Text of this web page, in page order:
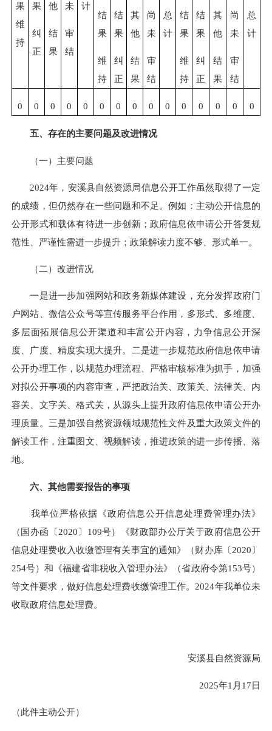
果
维
持
果
纠
正
他
结
果
未
审
结
计
结
果
维
持
结
果
纠
正
其
他
结
果
尚
未
审
结
总
计
结
果
维
持
结
果
纠
正
其
他
结
果
尚
未
审
结
总
计
0 0 0 0 0 0 0 0 0 0 0 0 0 0 0
五、存在的主要问题及改进情况
（一）主要问题
2024年，安溪县自然资源局信息公开工作虽然取得了一定
的成绩，但仍然存在一些问题和不足。例如：主动公开信息的
公开形式和载体有待进一步创新；政府信息依申请公开答复规
范性、严谨性需进一步提升；政策解读力度不够、形式单一。
（二）改进情况
一是进一步加强网站和政务新媒体建设，充分发挥政府门
户网站、微信公众号等宣传服务平台作用，多形式、多维度、
多层面拓展信息公开渠道和丰富公开内容，力争信息公开深
度、广度、精度实现大提升。二是进一步规范政府信息依申请
公开办理工作，以规范办理流程、严格审核标准为抓手，加强
对拟公开事项的内容审查，严把政治关、政策关、法律关、内
容关、文字关、格式关，从源头上提升政府信息依申请公开办
理质量。三是加强自然资源领域规范性文件及重大政策文件的
解读工作，注重图文、视频解读，推进政策的进一步传播、落
地。
六、其他需要报告的事项
我单位严格依据《政府信息公开信息处理费管理办法》
（国办函〔2020〕109号）《财政部办公厅关于政府信息公开
信息处理费收入收缴管理有关事宜的通知》（财办库〔2020〕
254号）和《福建省非税收入管理办法》（省政府令第153号）
等文件要求，做好信息处理费收缴管理工作。2024年我单位未
收取政府信息处理费。
安溪县自然资源局
2025年1月17日
（此件主动公开）